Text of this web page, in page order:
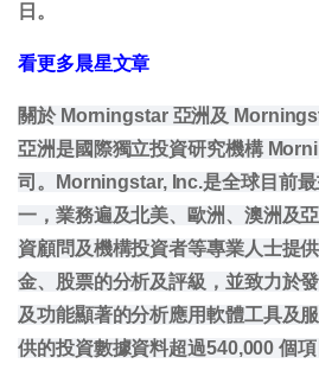
日。
看更多晨星文章
關於 Morningstar 亞洲及
亞洲是國際獨立投資研究機構
司。Morningstar, Inc.是全球目前
一，業務遍及北美、歐洲、澳洲及
資顧問及機構投資者等專業人士提
金、股票的分析及評級，並致力於
及功能顯著的分析應用軟體工具及
供的投資數據資料超過540,000 個